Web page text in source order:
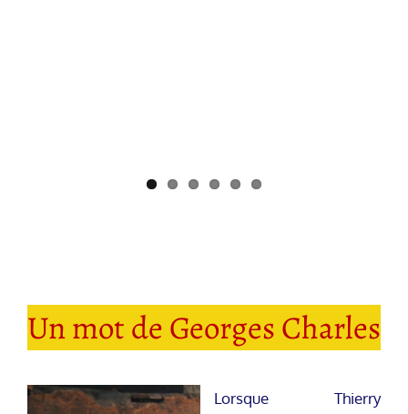
Un mot de Georges Charles
Lorsque Thierry